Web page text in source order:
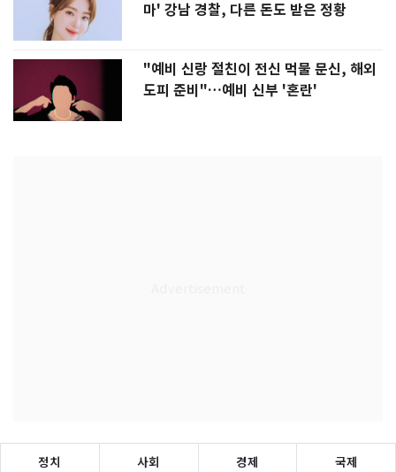
마' 강남 경찰, 다른 돈도 받은 정황
"예비 신랑 절친이 전신 먹물 문신, 해외
도피 준비"…예비 신부 '혼란'
정치 사회 경제 국제